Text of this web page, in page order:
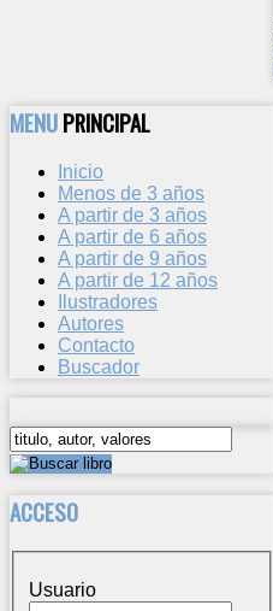
MENUPRINCIPAL
Inicio
Menos de 3 años
A partir de 3 años
A partir de 6 años
A partir de 9 años
A partir de 12 años
Ilustradores
Autores
Contacto
Buscador
ACCESO
Usuario